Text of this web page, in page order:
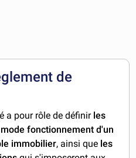
de
a pour rôle de définir les
mode fonctionnement d'un
immobilier, ainsi que les